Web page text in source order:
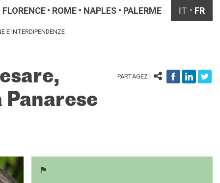
FLORENCE ROME NAPLES PALERME IT FR
E INTERDIPENDENZE
PARTAGEZ !